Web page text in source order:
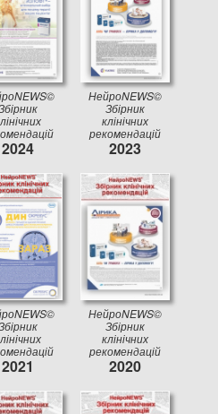
2024
НейроNEWS©
Збірник
клінічних
рекомендацій
2023
2021
НейроNEWS©
Збірник
клінічних
рекомендацій
2020